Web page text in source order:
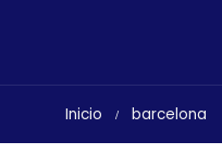
Inicio barcelona